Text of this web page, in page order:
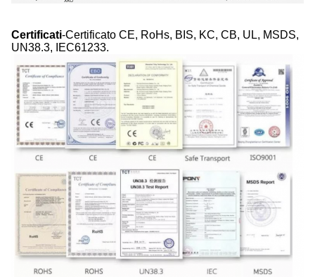
Certificati-Certificato CE, RoHs, BIS, KC, CB, UL, MSDS,
UN38.3, IEC61233.